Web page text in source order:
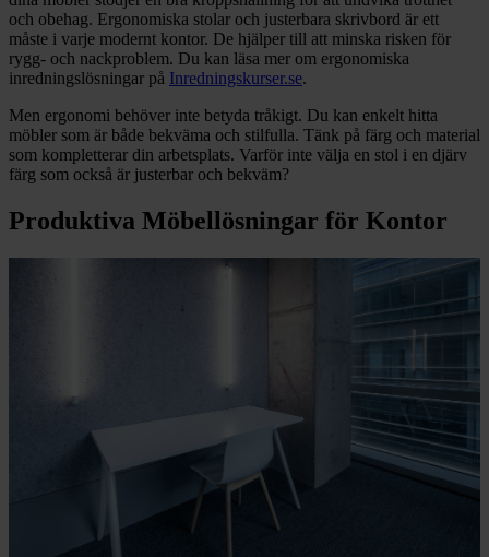
och obehag. Ergonomiska stolar och justerbara skrivbord är ett
måste i varje modernt kontor. De hjälper till att minska risken för
rygg- och nackproblem. Du kan läsa mer om ergonomiska
inredningslösningar på Inredningskurser.se.
Men ergonomi behöver inte betyda tråkigt. Du kan enkelt hitta
möbler som är både bekväma och stilfulla. Tänk på färg och material
som kompletterar din arbetsplats. Varför inte välja en stol i en djärv
färg som också är justerbar och bekväm?
Produktiva Möbellösningar för Kontor